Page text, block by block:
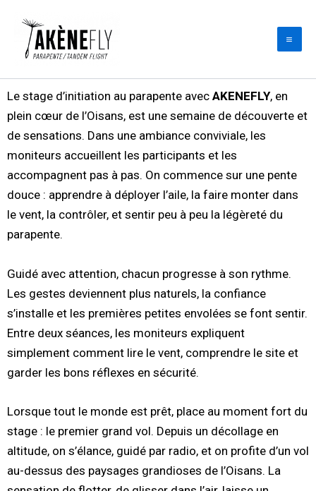
contenu
Le stage d’initiation au parapente avec AKENEFLY, en
plein cœur de l’Oisans, est une semaine de découverte et
de sensations. Dans une ambiance conviviale, les
moniteurs accueillent les participants et les
accompagnent pas à pas. On commence sur une pente
douce : apprendre à déployer l’aile, la faire monter dans
le vent, la contrôler, et sentir peu à peu la légèreté du
parapente.
Guidé avec attention, chacun progresse à son rythme.
Les gestes deviennent plus naturels, la confiance
s’installe et les premières petites envolées se font sentir.
Entre deux séances, les moniteurs expliquent
simplement comment lire le vent, comprendre le site et
garder les bons réflexes en sécurité.
Lorsque tout le monde est prêt, place au moment fort du
stage : le premier grand vol. Depuis un décollage en
altitude, on s’élance, guidé par radio, et on profite d’un vol
au-dessus des paysages grandioses de l’Oisans. La